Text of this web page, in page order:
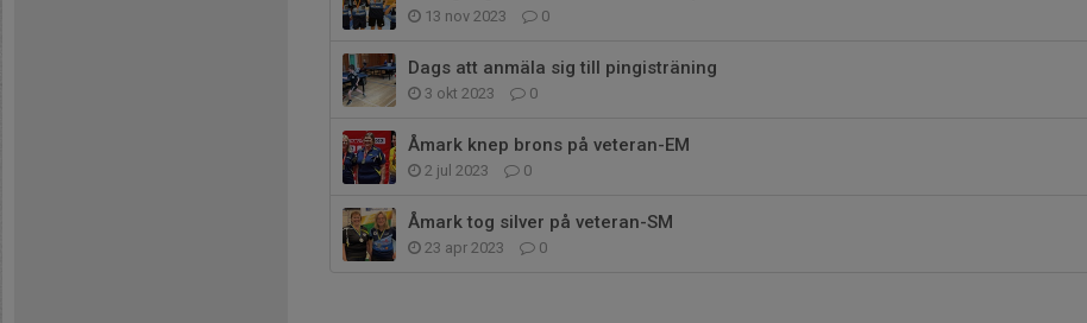
13 nov 2023 0
Dags att anmäla sig till pingisträning
3 okt 2023 0
Åmark knep brons på veteran-EM
2 jul 2023 0
Åmark tog silver på veteran-SM
23 apr 2023 0